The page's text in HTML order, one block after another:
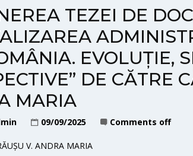
TEZEI DE
EVOLUȚIE,
DE CĂTRE
MARIA
09/09/2025 Comments off
V. ANDRA MARIA